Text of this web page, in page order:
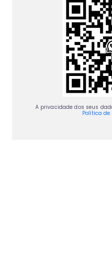
A privacidade dos seus
Política